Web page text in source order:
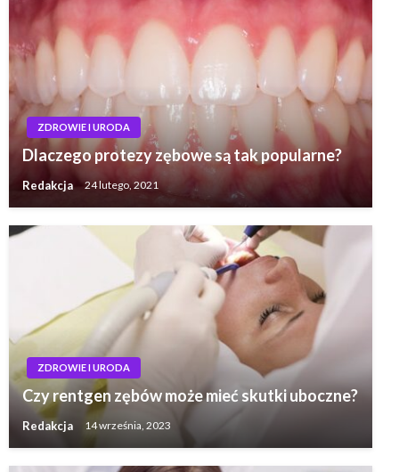
ZDROWIE I URODA
Dlaczego protezy zębowe są tak popularne?
Redakcja 24 lutego, 2021
ZDROWIE I URODA
Czy rentgen zębów może mieć skutki uboczne?
Redakcja 14 września, 2023